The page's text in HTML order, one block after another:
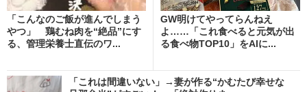
「こんなのご飯が進んでしまう
やつ」 鶏むね肉を“絶品”にす
る、管理栄養士直伝のワ...
GW明けてやってらんねえ
よ……「これ食べると元気が出
る食べ物TOP10」をAIに...
「これは間違いない」→妻が作る“かむたび幸せな